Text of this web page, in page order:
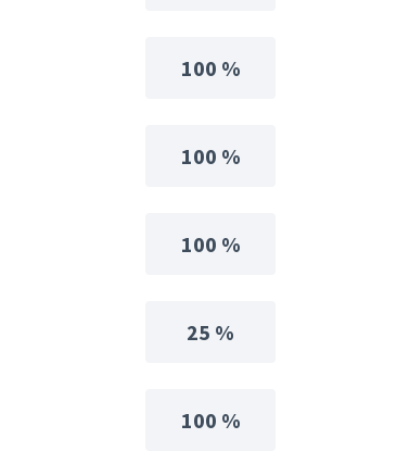
100 %
100 %
100 %
25 %
100 %